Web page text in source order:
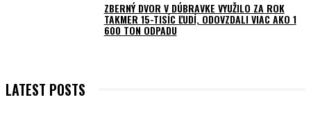
ZBERNÝ DVOR V DÚBRAVKE VYUŽILO ZA ROK
TAKMER 15-TISÍC ĽUDÍ, ODOVZDALI VIAC AKO 1
600 TON ODPADU
LATEST POSTS